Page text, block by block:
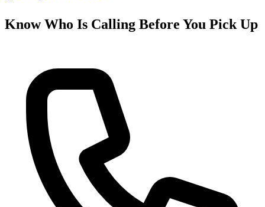
Know Who Is Calling Before You Pick Up